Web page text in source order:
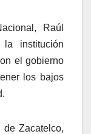
Raúl
la institución
el gobierno
los bajos
Zacatelco,